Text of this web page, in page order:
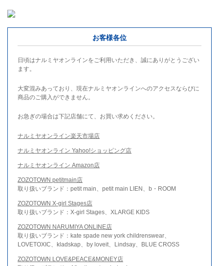
お客様各位
日頃はナルミヤオンラインをご利用いただき、誠にありがとうござい
ます。
大変混みあっており、現在ナルミヤオンラインへのアクセスならびに
商品のご購入ができません。
お急ぎの場合は下記店舗にて、お買い求めください。
ナルミヤオンライン楽天市場店
ナルミヤオンライン Yahoo!ショッピング店
ナルミヤオンライン Amazon店
ZOZOTOWN petitmain店
取り扱いブランド：petit main、petit main LIEN、b・ROOM
ZOZOTOWN X-girl Stages店
取り扱いブランド：X-girl Stages、XLARGE KIDS
ZOZOTOWN NARUMIYA ONLINE店
取り扱いブランド：kate spade new york childrenswear、
LOVETOXIC、kladskap、by loveit、Lindsay、BLUE CROSS
ZOZOTOWN LOVE&PEACE&MONEY店